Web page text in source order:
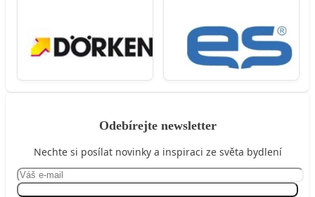
Odebírejte newsletter
Nechte si posílat novinky a inspiraci ze světa bydlení